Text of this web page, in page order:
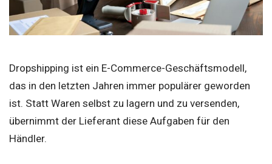
Dropshipping ist ein E-Commerce-Geschäftsmodell,
das in den letzten Jahren immer populärer geworden
ist. Statt Waren selbst zu lagern und zu versenden,
übernimmt der Lieferant diese Aufgaben für den
Händler.